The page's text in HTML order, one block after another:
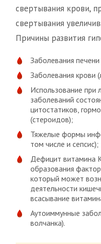
свертывания крови,
свертывания
Причины развития
Заболевания печени
Заболевания крови
Использование при
заболеваний
цитостатиков,
(стероидов);
Тяжелые формы
том числе и сепсис);
Дефицит витамина
образования
который может
деятельности
всасывание
Аутоиммунные
волчанка).